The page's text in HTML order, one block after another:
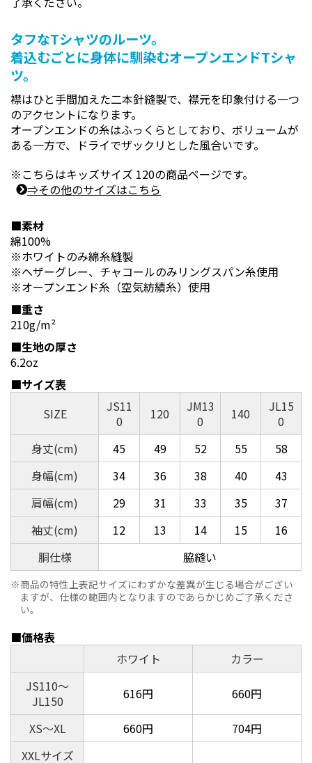
タフなTシャツのルーツ。
着込むごとに身体に馴染むオープンエンドTシャ
ツ。
襟はひと手間加えた二本針縫製で、襟元を印象付ける一つ
のアクセントになります。
オープンエンドの糸はふっくらとしており、ボリュームが
ある一方で、ドライでザックリとした風合いです。
※こちらはキッズサイズ 120の商品ページです。
⇒その他のサイズはこちら
■素材
綿100%
※ホワイトのみ綿糸縫製
※ヘザーグレー、チャコールのみリングスパン糸使用
※オープンエンド糸（空気紡績糸）使用
■重さ
210g/m²
■生地の厚さ
6.2oz
■サイズ表
SIZE
JS11
0
120
JM13
0
140
JL15
0
身丈(cm)
45 49 52 55
58
身幅(cm)
34 36 38 40
43
肩幅(cm)
29 31 33 35
37
袖丈(cm)
12 13 14 15
16
胴仕様
脇縫い
商品の特性上表記サイズにわずかな差異が生じる場合がござい
ますが、仕様の範囲内となりますのであらかじめご了承くださ
い。
■価格表
ホワイト
カラー
JS110～
JL150
616円 660円
XS～XL 660円
704円
XXLサイズ